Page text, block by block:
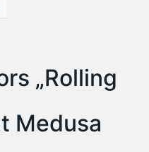
„Rolling
Medusa